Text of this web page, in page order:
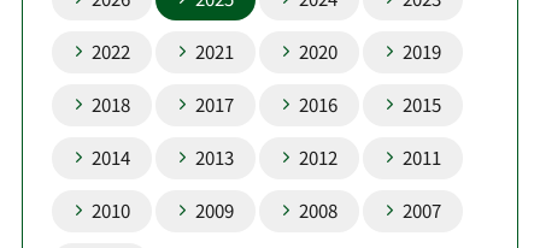
2022 2021 2020 2019
2018 2017 2016 2015
2014 2013 2012 2011
2010 2009 2008 2007